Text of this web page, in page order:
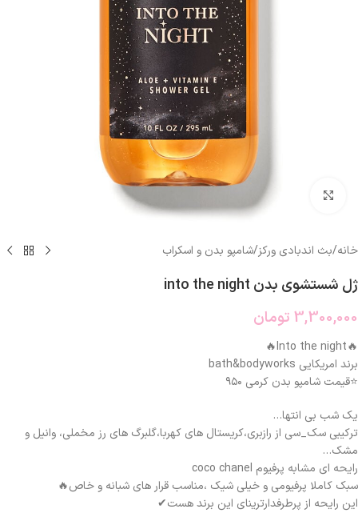
بزرگنمایی تصویر
خانه/بث اندبادی ورکز/شامپو بدن و اسکراب
ژل شستشوی بدن into the night
3,300,000 تومان
🔥Into the night🔥
برند امریکایی bath&bodyworks
⭐️قیمت شامپو بدن کرمی ۹۵۰
یک شب بی انتها…
ترکیبی سک_سی از رازبری،کریستال های کهربا،گلبرگ های رز مخملی، وانیل و
مشک…
رایحه ای مشابه پرفیوم coco chanel
سبک کاملا پرفیومی و خیلی شیک ،مناسب قرار های شبانه و خاص🔥
این رایحه از پرطرفدارترینای این برند هست✔